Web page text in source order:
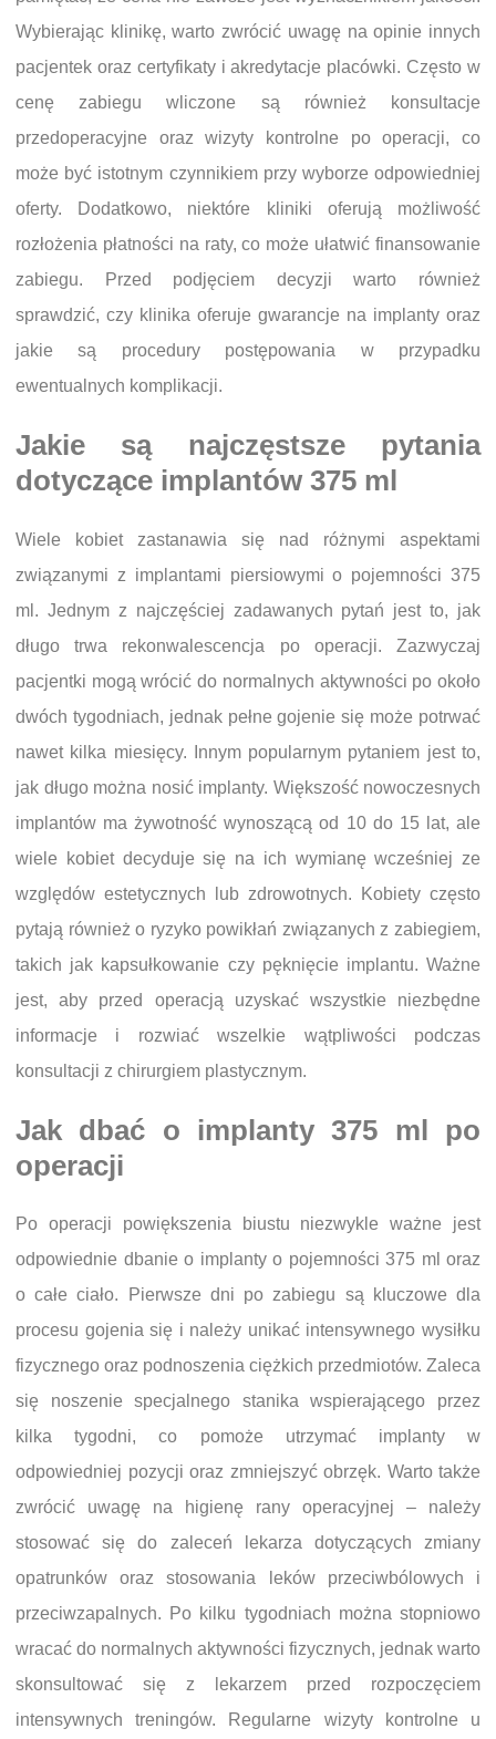
Wybierając klinikę, warto zwrócić uwagę na opinie innych
pacjentek oraz certyfikaty i akredytacje placówki. Często w
cenę zabiegu wliczone są również konsultacje
przedoperacyjne oraz wizyty kontrolne po operacji, co
może być istotnym czynnikiem przy wyborze odpowiedniej
oferty. Dodatkowo, niektóre kliniki oferują możliwość
rozłożenia płatności na raty, co może ułatwić finansowanie
zabiegu. Przed podjęciem decyzji warto również
sprawdzić, czy klinika oferuje gwarancje na implanty oraz
jakie są procedury postępowania w przypadku
ewentualnych komplikacji.
Jakie są najczęstsze pytania
dotyczące implantów 375 ml
Wiele kobiet zastanawia się nad różnymi aspektami
związanymi z implantami piersiowymi o pojemności 375
ml. Jednym z najczęściej zadawanych pytań jest to, jak
długo trwa rekonwalescencja po operacji. Zazwyczaj
pacjentki mogą wrócić do normalnych aktywności po około
dwóch tygodniach, jednak pełne gojenie się może potrwać
nawet kilka miesięcy. Innym popularnym pytaniem jest to,
jak długo można nosić implanty. Większość nowoczesnych
implantów ma żywotność wynoszącą od 10 do 15 lat, ale
wiele kobiet decyduje się na ich wymianę wcześniej ze
względów estetycznych lub zdrowotnych. Kobiety często
pytają również o ryzyko powikłań związanych z zabiegiem,
takich jak kapsułkowanie czy pęknięcie implantu. Ważne
jest, aby przed operacją uzyskać wszystkie niezbędne
informacje i rozwiać wszelkie wątpliwości podczas
konsultacji z chirurgiem plastycznym.
Jak dbać o implanty 375 ml po
operacji
Po operacji powiększenia biustu niezwykle ważne jest
odpowiednie dbanie o implanty o pojemności 375 ml oraz
o całe ciało. Pierwsze dni po zabiegu są kluczowe dla
procesu gojenia się i należy unikać intensywnego wysiłku
fizycznego oraz podnoszenia ciężkich przedmiotów. Zaleca
się noszenie specjalnego stanika wspierającego przez
kilka tygodni, co pomoże utrzymać implanty w
odpowiedniej pozycji oraz zmniejszyć obrzęk. Warto także
zwrócić uwagę na higienę rany operacyjnej – należy
stosować się do zaleceń lekarza dotyczących zmiany
opatrunków oraz stosowania leków przeciwbólowych i
przeciwzapalnych. Po kilku tygodniach można stopniowo
wracać do normalnych aktywności fizycznych, jednak warto
skonsultować się z lekarzem przed rozpoczęciem
intensywnych treningów. Regularne wizyty kontrolne u